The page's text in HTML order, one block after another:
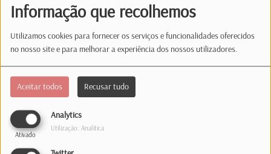
Informação que recolhemos
Utilizamos cookies para fornecer os serviços e funcionalidades oferecidos
no nosso site e para melhorar a experiência dos nossos utilizadores.
Aceitar todos Recusar tudo
Analytics
Ativado
Utilização: Analítica
começa a fazer-se ao contrário, com cerca de
1.500 luxemburgueses a viverem atualmente
em Portugal.